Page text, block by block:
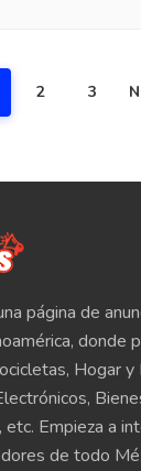
2 3
página de
donde
Hogar y
Empieza a
de todo